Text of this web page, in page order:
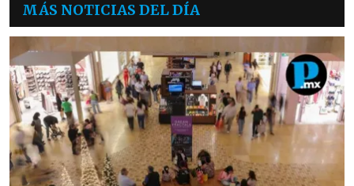
MÁS NOTICIAS DEL DÍA